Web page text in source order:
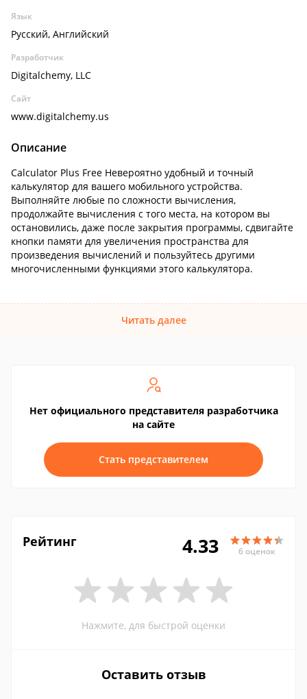
Язык
Русский, Английский
Разработчик
Digitalchemy, LLC
Сайт
www.digitalchemy.us
Описание
Calculator Plus Free Невероятно удобный и точный
калькулятор для вашего мобильного устройства.
Выполняйте любые по сложности вычисления,
продолжайте вычисления с того места, на котором вы
остановились, даже после закрытия программы, сдвигайте
кнопки памяти для увеличения пространства для
произведения вычислений и пользуйтесь другими
многочисленными функциями этого калькулятора.
Читать далее
Нет официального представителя разработчика
на сайте
Стать представителем
Рейтинг 4.33 6 оценок
Нажмите, для быстрой оценки
Оставить отзыв